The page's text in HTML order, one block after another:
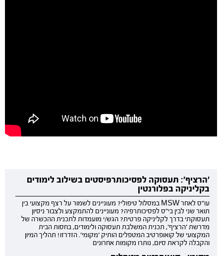
'הרציף': תעסוקה לפסיכותרפיסטים בשילוב לימודים
בקליניקה בפלורנטין
עו"ס לאחר MSW במסלול טיפולי? מעוניינים לשמור על רצף מקצועי בין
תואר שני לבין בי"ס לפסיכותרפיה? מעוניינים להתמקצע ולצבור ניסיון
תעסוקתי בדרך לקליניקה פרטית? הגש/י מועמדות לתכנית ההכשרה של
מדרשת 'הרציף', תכנית המשלבת תעסוקה ולימודים, בחסות הבית
המקצועי של קואופרטיב המטפלים הותיק 'מקומי'. הזדרזו! תהליך המיון
והקבלה לקראת סיום, נותרו מקומות אחרונים